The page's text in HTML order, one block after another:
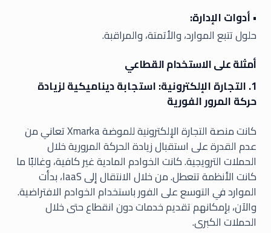
• أدوات الإدارة:
حلول تتبع الموارد، والأتمتة، والمراقبة.
أمثلة على الاستخدام القطاعي
1. التجارة الإلكترونية: استجابة ديناميكية لزيادة
حركة المرور الفورية
كانت منصة التجارة الإلكترونية للموضة Xmarka تعاني من
عدم القدرة على استقبال زيادة الحركة المرورية خلال
الحملات الترويجية. كانت الخوادم المادية غير كافية، وغالبًا ما
كانت الأنظمة تتعطل. من خلال الانتقال إلى IaaS، بدأت
الموارد في التوسع على الفور باستخدام الخوادم الافتراضية.
والآن، بإمكانهم تقديم خدمات دون انقطاع حتى خلال
الحملات الكبرى.